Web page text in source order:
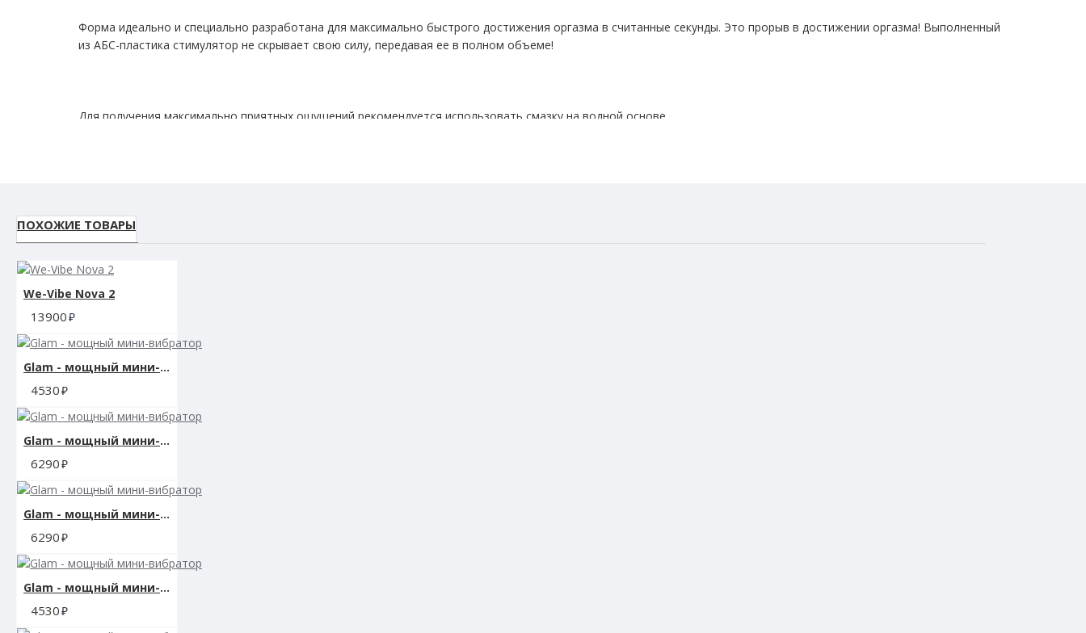
Форма идеально и специально разработана для максимально быстрого достижения оргазма в считанные секунды. Это прорыв в достижении оргазма! Выполненный
из АБС-пластика стимулятор не скрывает свою силу, передавая ее в полном объеме!
Для получения максимально приятных ощущений рекомендуется использовать смазку на водной основе.
Вибромассажер заряжается через USB и может быть подключен практически в любом месте, просто подсоедините идущий в комплекте шнур к совместимому порту
компьютера или USB-адаптера (приобретается отдельно), а противоположный конец к разъему у основания. Полная зарядка занимает 120 минут, ее достаточно
Очищать игрушку желательно до и после использования. Можно помыть в теплой воде с мылом или воспользоваться специализированным чистящим средством.
Перед хранением вибромассажер необходимо хорошо просушить.
Цвет: голубой
ПОХОЖИЕ ТОВАРЫ
We-Vibe Nova 2
13900
Glam - мощный мини-вибратор
4530
Glam - мощный мини-вибратор
6290
Glam - мощный мини-вибратор
6290
Glam - мощный мини-вибратор
4530